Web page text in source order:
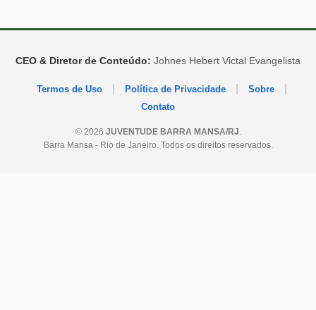
CEO & Diretor de Conteúdo: Johnes Hebert Victal Evangelista
Termos de Uso Política de Privacidade Sobre
Contato
© 2026 JUVENTUDE BARRA MANSA/RJ.
Barra Mansa - Rio de Janeiro. Todos os direitos reservados.